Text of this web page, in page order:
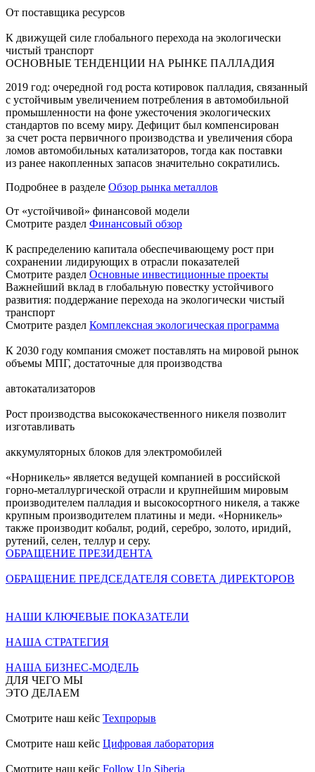
От поставщика ресурсов
К движущей силе глобального перехода на экологически
чистый транспорт
ОСНОВНЫЕ ТЕНДЕНЦИИ НА РЫНКЕ ПАЛЛАДИЯ
2019 год: очередной год роста котировок палладия, связанный
с устойчивым увеличением потребления в автомобильной
промышленности на фоне ужесточения экологических
стандартов по всему миру. Дефицит был компенсирован
за счет роста первичного производства и увеличения сбора
ломов автомобильных катализаторов, тогда как поставки
из ранее накопленных запасов значительно сократились.
Подробнее в разделе Обзор рынка металлов
От «устойчивой» финансовой модели
Смотрите раздел Финансовый обзор
К распределению капитала обеспечивающему рост при
сохранении лидирующих в отрасли показателей
Смотрите раздел Основные инвестиционные проекты
Важнейший вклад в глобальную повестку устойчивого
развития: поддержание перехода на экологически чистый
транспорт
Смотрите раздел Комплексная экологическая программа
К 2030 году компания сможет поставлять на мировой рынок
объемы МПГ, достаточные для производства
автокатализаторов
Рост производства высококачественного никеля позволит
изготавливать
аккумуляторных блоков для электромобилей
«Норникель» является ведущей компанией в российской
горно-металлургической отрасли и крупнейшим мировым
производителем палладия и высокосортного никеля, а также
крупным производителем платины и меди. «Норникель»
также производит кобальт, родий, серебро, золото, иридий,
рутений, селен, теллур и серу.
ОБРАЩЕНИЕ ПРЕЗИДЕНТА
ОБРАЩЕНИЕ ПРЕДСЕДАТЕЛЯ СОВЕТА ДИРЕКТОРОВ
НАШИ КЛЮЧЕВЫЕ ПОКАЗАТЕЛИ
НАША СТРАТЕГИЯ
НАША БИЗНЕС-МОДЕЛЬ
ДЛЯ ЧЕГО МЫ
ЭТО ДЕЛАЕМ
Смотрите наш кейс Техпрорыв
Смотрите наш кейс Цифровая лаборатория
Смотрите наш кейс Follow Up Siberia